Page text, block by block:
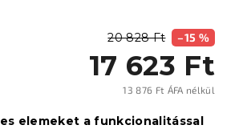
20 828 Ft –15 %
17 623 Ft
13 876 Ft ÁFA nélkül
elemeket a funkcionalitással